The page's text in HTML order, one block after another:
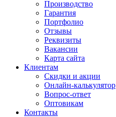
Производство
Гарантия
Портфолио
Отзывы
Реквизиты
Вакансии
Карта сайта
Клиентам
Скидки и акции
Онлайн-калькулятор
Вопрос-ответ
Оптовикам
Контакты